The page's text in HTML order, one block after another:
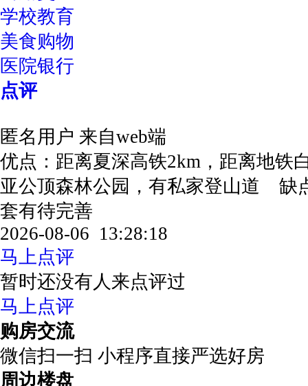
学校教育
美食购物
医院银行
点评
匿名用户 来自web端
优点：距离夏深高铁2km，距离地铁
亚公顶森林公园，有私家登山道 缺
套有待完善
2026-08-06 13:28:18
马上点评
暂时还没有人来点评过
马上点评
购房交流
微信扫一扫 小程序直接严选好房
周边楼盘